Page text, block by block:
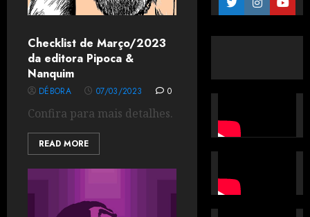
Checklist de Março/2023
da editora Pipoca &
Nanquim
DÉBORA 07/03/2023 0
Confira para mais detalhes.
READ MORE